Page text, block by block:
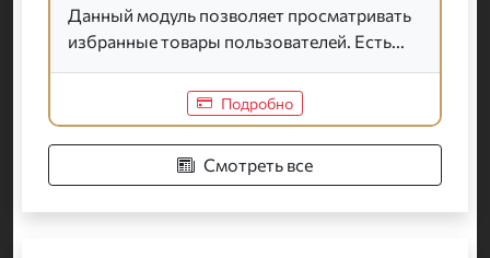
Данный модуль позволяет просматривать
избранные товары пользователей. Есть...
Подробно
Смотреть все